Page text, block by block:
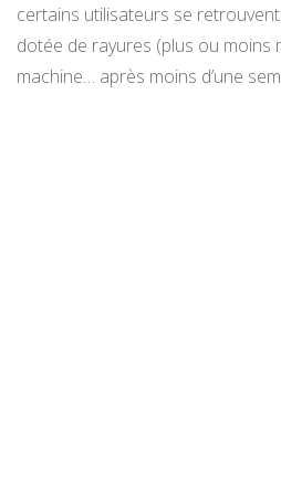
certains utilisateurs se
dotée de rayures (plus ou moins
machine… après moins d’une